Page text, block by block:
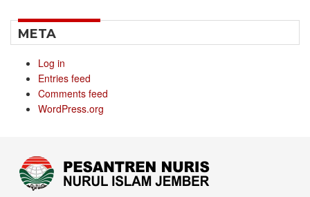
META
Log in
Entries feed
Comments feed
WordPress.org